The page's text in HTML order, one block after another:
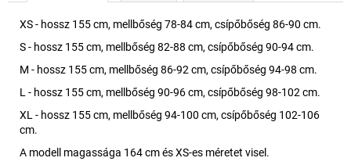
XS - hossz 155 cm, mellbőség 78-84 cm, csípőbőség 86-90 cm.
S - hossz 155 cm, mellbőség 82-88 cm, csípőbőség 90-94 cm.
M - hossz 155 cm, mellbőség 86-92 cm, csípőbőség 94-98 cm.
L - hossz 155 cm, mellbőség 90-96 cm, csípőbőség 98-102 cm.
XL - hossz 155 cm, mellbőség 94-100 cm, csípőbőség 102-106
cm.
A modell magassága 164 cm és XS-es méretet visel.